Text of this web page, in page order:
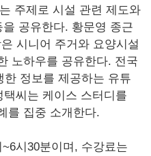
주제로 시설 관련 제도와
공유한다. 황문영 종근
시니어 주거와 요양시설
노하우를 공유한다. 전국
정보를 제공하는 유튜
택씨는 케이스 스터디를
를 집중 소개한다.
시30분이며, 수강료는